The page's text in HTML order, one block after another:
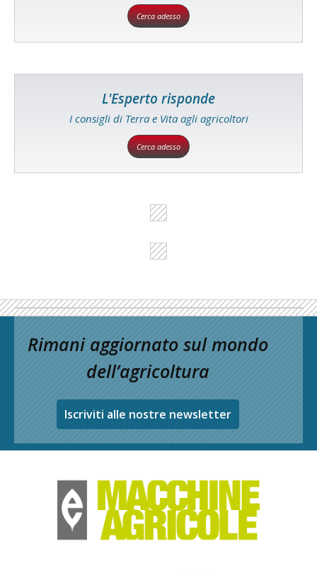
Cerca adesso
L'Esperto risponde
I consigli di Terra e Vita agli agricoltori
Cerca adesso
Rimani aggiornato sul mondo
dell’agricoltura
Iscriviti alle nostre newsletter